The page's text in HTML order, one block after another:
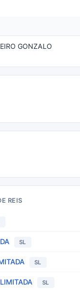
GONZALO
REIS
SL
SL
SL